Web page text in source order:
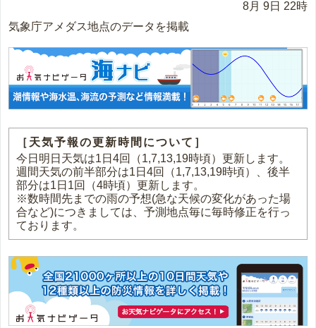
8月 9日 22時
気象庁アメダス地点のデータを掲載
［天気予報の更新時間について］
今日明日天気は1日4回（1,7,13,19時頃）更新します。
週間天気の前半部分は1日4回（1,7,13,19時頃）、後半
部分は1日1回（4時頃）更新します。
※数時間先までの雨の予想(急な天候の変化があった場
合など)につきましては、予測地点毎に毎時修正を行っ
ております。